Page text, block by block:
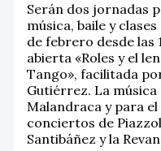
Serán dos jornadas
música, baile y
de febrero desde las
abierta «Roles y el
Tango», facilitada
Gutiérrez. La
Malandraca y para
conciertos de
Santibáñez y la